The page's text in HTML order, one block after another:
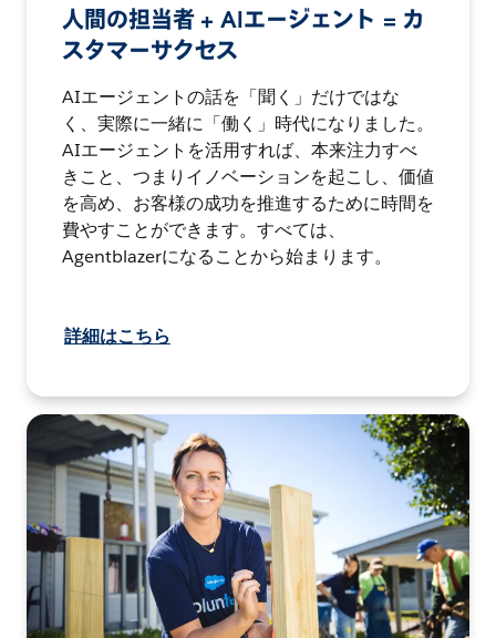
人間の担当者 + AIエージェント = カ
スタマーサクセス
AIエージェントの話を「聞く」だけではな
く、実際に一緒に「働く」時代になりました。
AIエージェントを活用すれば、本来注力すべ
きこと、つまりイノベーションを起こし、価値
を高め、お客様の成功を推進するために時間を
費やすことができます。すべては、
Agentblazerになることから始まります。
詳細はこちら